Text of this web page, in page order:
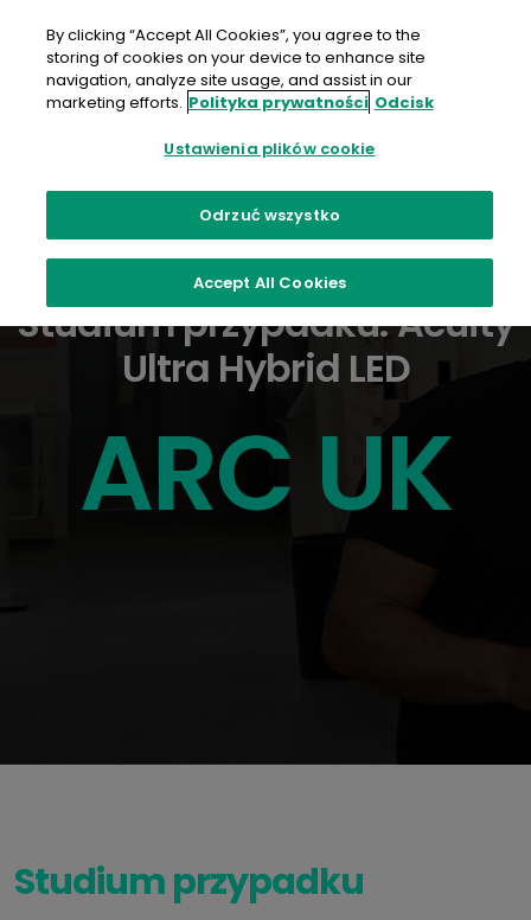
treści
Studium przypadku: Acuity
Ultra Hybrid LED
ARC UK
Studium przypadku
By clicking “Accept All Cookies”, you agree to the
storing of cookies on your device to enhance site
navigation, analyze site usage, and assist in our
marketing efforts. Polityka prywatności Odcisk
Ustawienia plików cookie
Odrzuć wszystko
Accept All Cookies